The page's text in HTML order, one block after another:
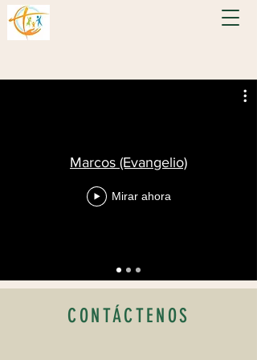
Marcos (Evangelio)
Mirar ahora
CONTÁCTENOS